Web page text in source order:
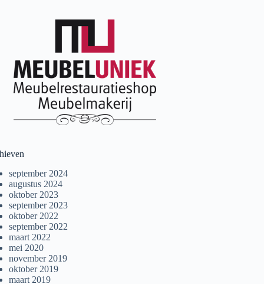
september 2024
augustus 2024
oktober 2023
september 2023
oktober 2022
september 2022
maart 2022
mei 2020
november 2019
oktober 2019
maart 2019